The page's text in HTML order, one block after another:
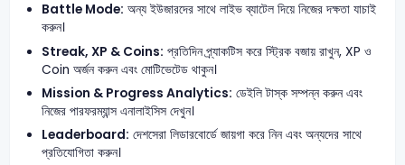
Battle Mode: অন্য ইউজারদের সাথে লাইভ ব্যাটেল দিয়ে নিজের দক্ষতা যাচাই
করুন।
Streak, XP & Coins: প্রতিদিন প্র্যাকটিস করে স্ট্রিক বজায় রাখুন, XP ও
Coin অর্জন করুন এবং মোটিভেটেড থাকুন।
Mission & Progress Analytics: ডেইলি টাস্ক সম্পন্ন করুন এবং
নিজের পারফরম্যান্স এনালাইসিস দেখুন।
Leaderboard: দেশসেরা লিডারবোর্ডে জায়গা করে নিন এবং অন্যদের সাথে
প্রতিযোগিতা করুন।